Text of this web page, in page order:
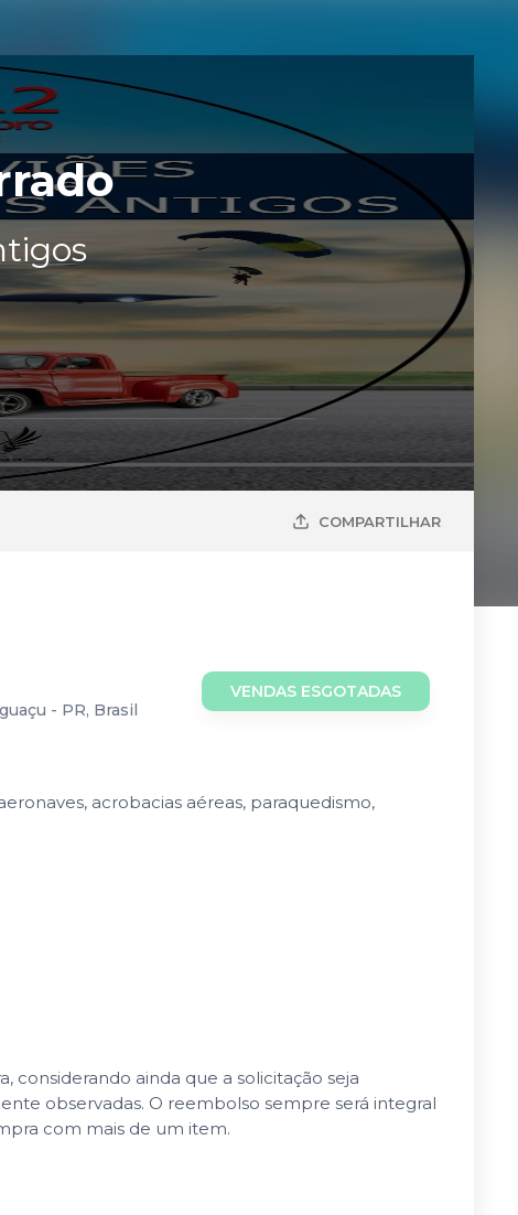
COMPARTILHAR
- PR, Brasil
VENDAS ESGOTADAS
acrobacias aéreas, paraquedismo,
considerando ainda que a solicitação seja
observadas. O reembolso sempre será integral
com mais de um item.